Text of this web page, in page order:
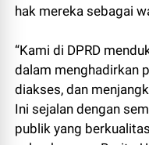
hak mereka sebagai
“Kami di DPRD
dalam menghadirkan
diakses, dan
Ini sejalan dengan
publik yang